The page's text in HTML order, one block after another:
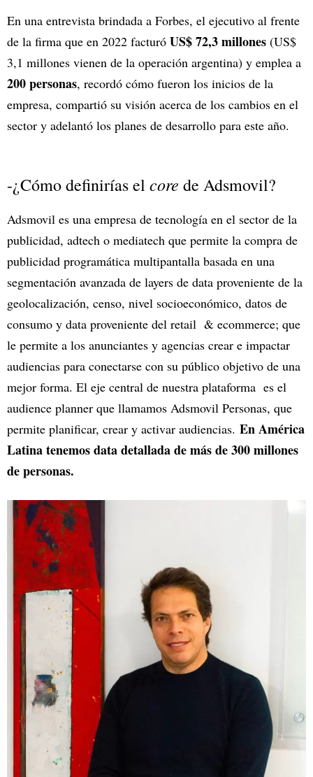
En una entrevista brindada a Forbes, el ejecutivo al frente
de la firma que en 2022 facturó US$ 72,3 millones (US$
3,1 millones vienen de la operación argentina) y emplea a
200 personas, recordó cómo fueron los inicios de la
empresa, compartió su visión acerca de los cambios en el
sector y adelantó los planes de desarrollo para este año.
-¿Cómo definirías el core de Adsmovil?
Adsmovil es una empresa de tecnología en el sector de la
publicidad, adtech o mediatech que permite la compra de
publicidad programática multipantalla basada en una
segmentación avanzada de layers de data proveniente de la
geolocalización, censo, nivel socioeconómico, datos de
consumo y data proveniente del retail & ecommerce; que
le permite a los anunciantes y agencias crear e impactar
audiencias para conectarse con su público objetivo de una
mejor forma. El eje central de nuestra plataforma es el
audience planner que llamamos Adsmovil Personas, que
permite planificar, crear y activar audiencias. En América
Latina tenemos data detallada de más de 300 millones
de personas.